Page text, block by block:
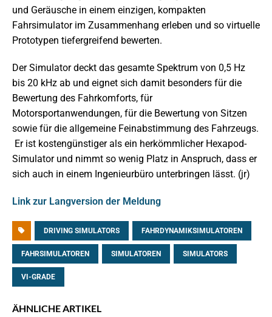
und Geräusche in einem einzigen, kompakten
Fahrsimulator im Zusammenhang erleben und so virtuelle
Prototypen tiefergreifend bewerten.
Der Simulator deckt das gesamte Spektrum von 0,5 Hz
bis 20 kHz ab und eignet sich damit besonders für die
Bewertung des Fahrkomforts, für
Motorsportanwendungen, für die Bewertung von Sitzen
sowie für die allgemeine Feinabstimmung des Fahrzeugs.
Er ist kostengünstiger als ein herkömmlicher Hexapod-
Simulator und nimmt so wenig Platz in Anspruch, dass er
sich auch in einem Ingenieurbüro unterbringen lässt. (jr)
Link zur Langversion der Meldung
DRIVING SIMULATORS FAHRDYNAMIKSIMULATOREN
FAHRSIMULATOREN SIMULATOREN SIMULATORS
VI-GRADE
ÄHNLICHE ARTIKEL